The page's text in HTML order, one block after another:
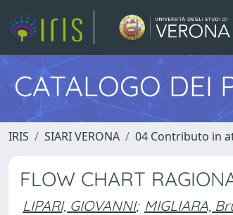
CATALOGO DEI
IRIS SIARI VERONA 04 Contributo in
FLOW CHART
LIPARI, GIOVANNI; MIGLIARA,